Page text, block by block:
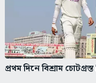
প্রথম দিনে বিশ্রাম